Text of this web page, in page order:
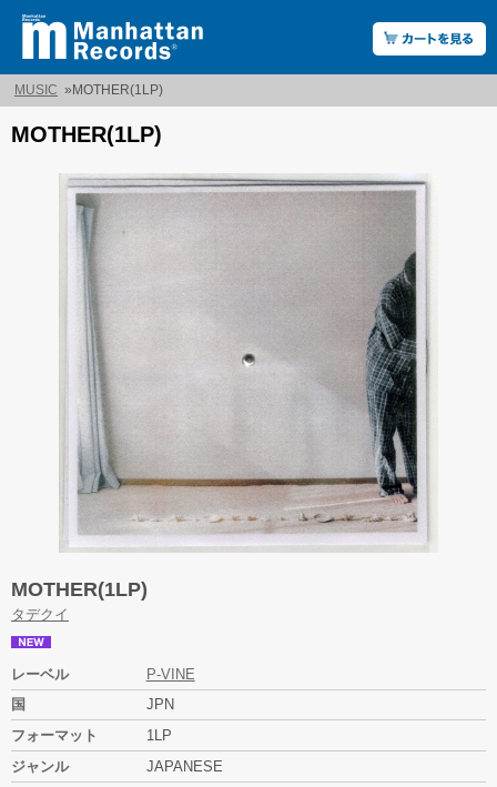
MUSIC » MOTHER(1LP)
MOTHER(1LP)
MOTHER(1LP)
タデクイ
レーベル
P-VINE
国
JPN
フォーマット
1LP
ジャンル
JAPANESE